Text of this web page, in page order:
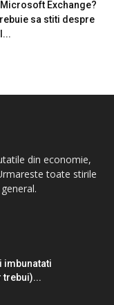
Microsoft Exchange?
sa stiti despre
din economie,
toate stirile
imbunatati
trebui)...